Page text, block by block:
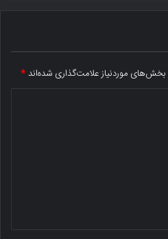
بخش‌های موردنیاز علامت‌گذاری شده‌اند*